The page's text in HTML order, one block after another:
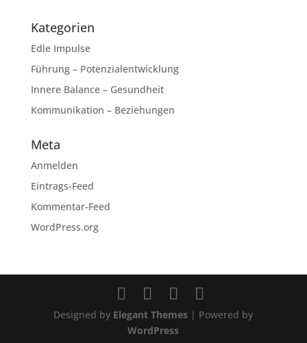
Kategorien
Edle Impulse
Führung – Potenzialentwicklung
Innere Balance – Gesundheit
Kommunikation – Beziehungen
Meta
Anmelden
Eintrags-Feed
Kommentar-Feed
WordPress.org
Designed by Elegant Themes | Powered by
WordPress